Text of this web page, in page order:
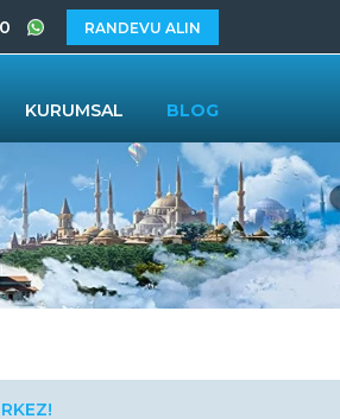
RANDEVU ALIN
KURUMSAL BLOG